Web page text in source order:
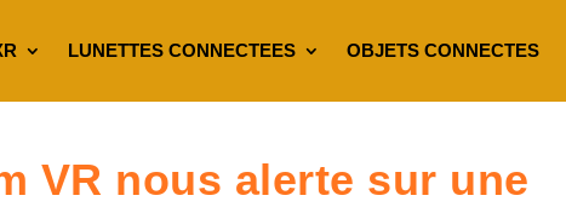
LUNETTES CONNECTEES OBJETS CONNECTES
VR nous alerte sur une